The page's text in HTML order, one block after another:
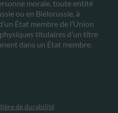
morale, toute entité
ou en Biélorussie, à
État membre de l’Union
titulaires d’un titre
dans un État membre.
de durabilité